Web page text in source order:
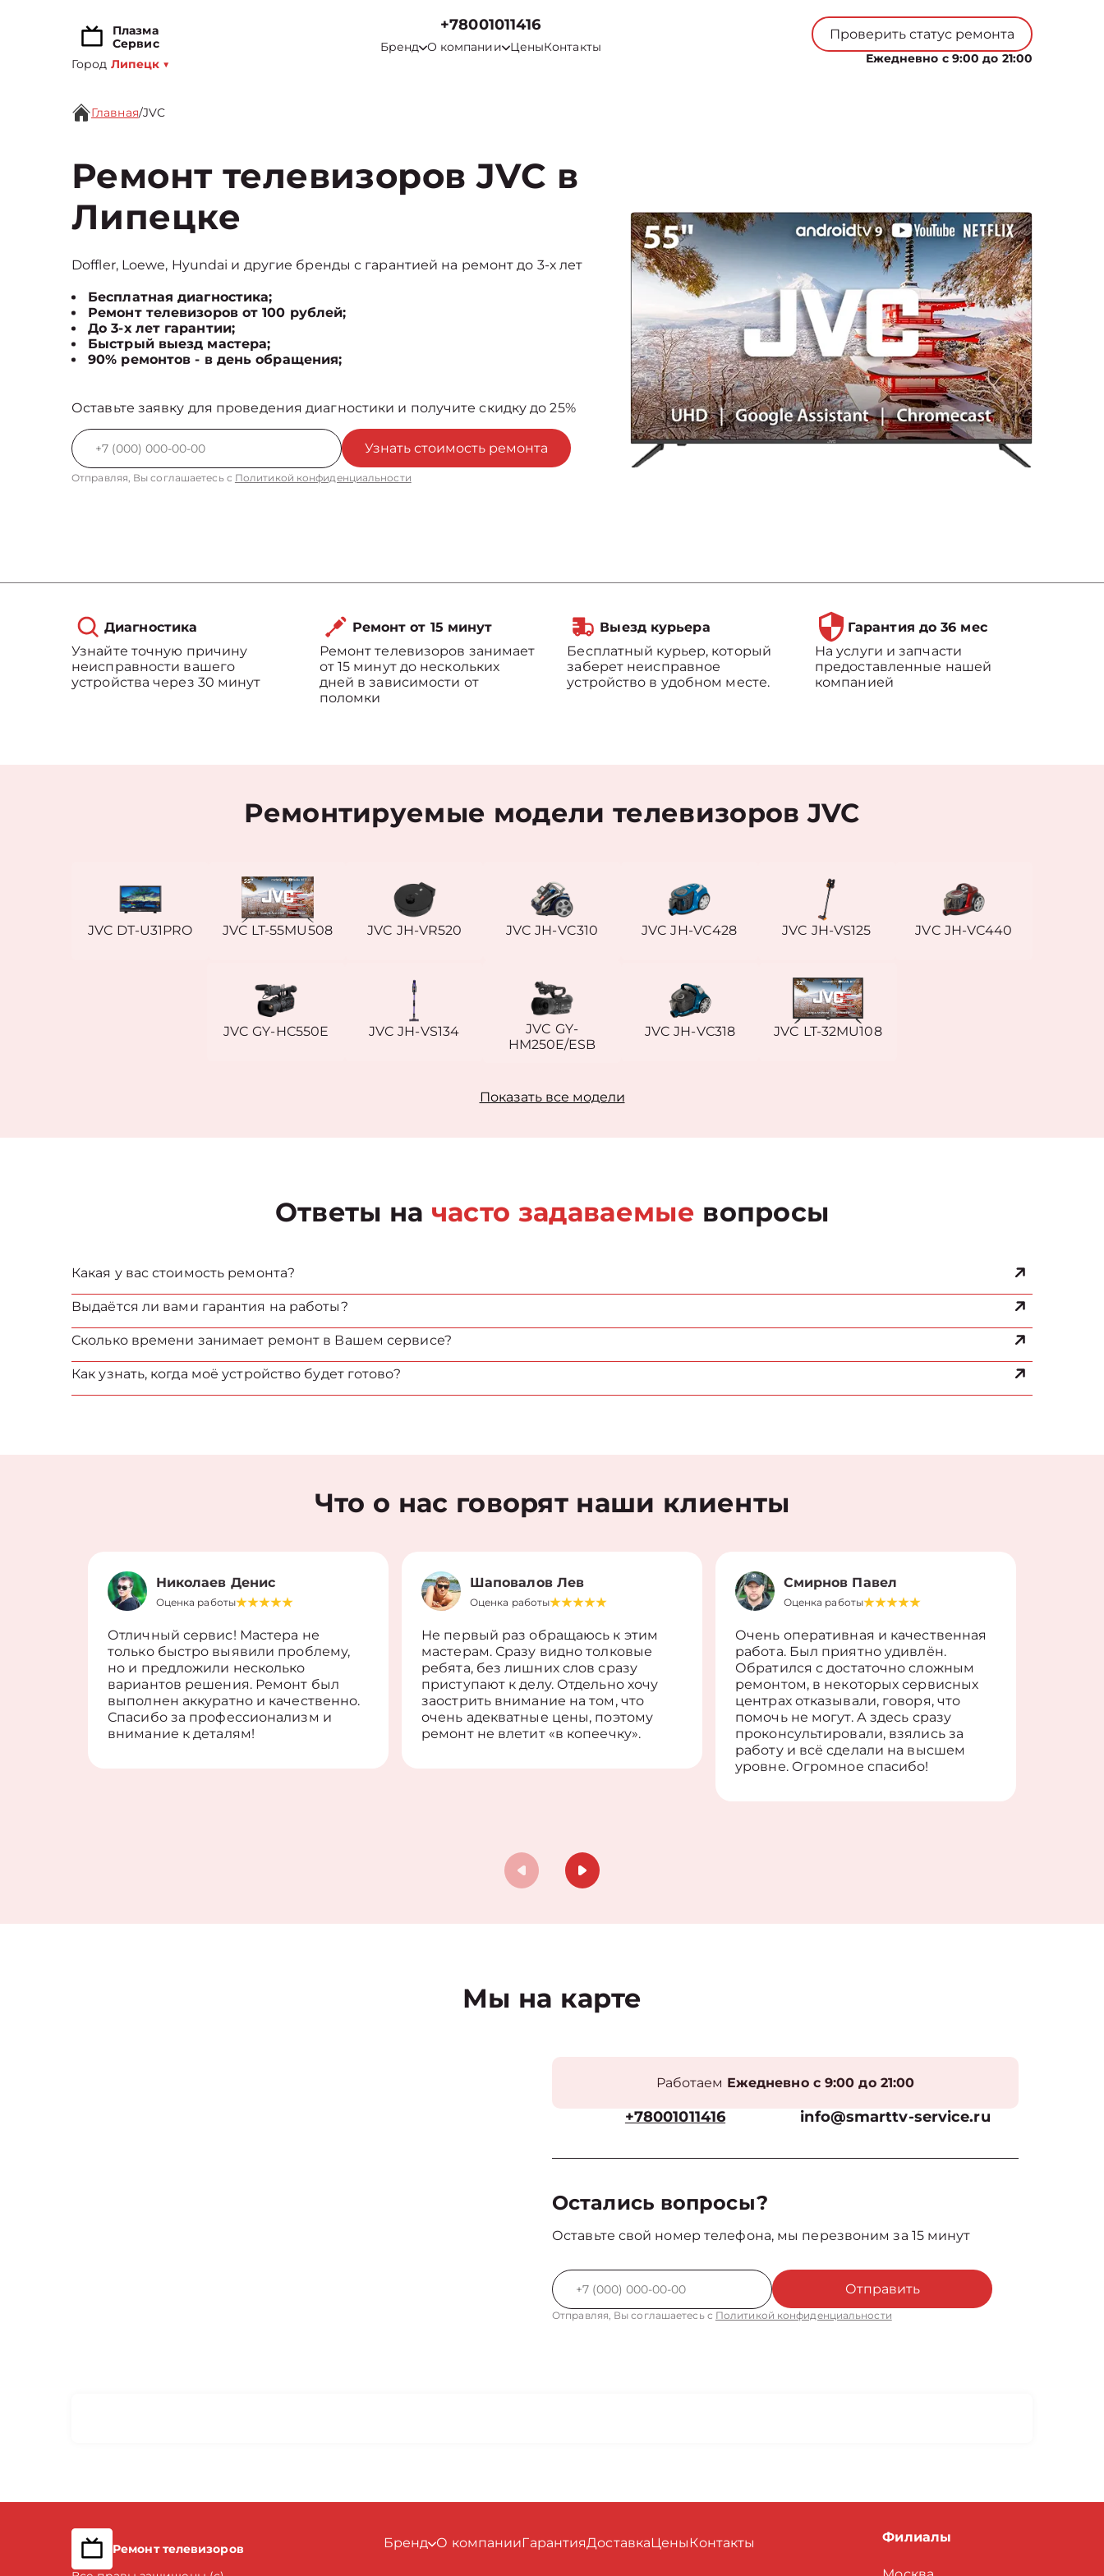
Плазма
Сервис
Город Липецк ▼
+78001011416
Бренд О компании ЦеныКонтакты
Проверить статус ремонта
Ежедневно с 9:00 до 21:00
Главная/JVC
Ремонт телевизоров JVC в
Липецке
Doffler, Loewe, Hyundai и другие бренды с гарантией на ремонт до 3-х лет
Бесплатная диагностика;
Ремонт телевизоров от 100 рублей;
До 3-х лет гарантии;
Быстрый выезд мастера;
90% ремонтов - в день обращения;
Оставьте заявку для проведения диагностики и получите скидку до 25%
Узнать стоимость ремонта
Отправляя, Вы соглашаетесь с Политикой конфиденциальности
Диагностика
Узнайте точную причину
неисправности вашего
устройства через 30 минут
Ремонт от 15 минут
Ремонт телевизоров занимает
от 15 минут до нескольких
дней в зависимости от
поломки
Выезд курьера
Бесплатный курьер, который
заберет неисправное
устройство в удобном месте.
Гарантия до 36 мес
На услуги и запчасти
предоставленные нашей
компанией
Ремонтируемые модели телевизоров JVC
JVC DT-U31PRO JVC LT-55MU508 JVC JH-VR520 JVC JH-VC310 JVC JH-VC428 JVC JH-VS125 JVC JH-VС440
JVC GY-HС550E JVC JH-VS134
JVC GY-
HM250E/ESB
JVC JH-VС318 JVC LT-32MU108
Показать все модели
Ответы на часто задаваемые вопросы
Какая у вас стоимость ремонта?
Выдаётся ли вами гарантия на работы?
Сколько времени занимает ремонт в Вашем сервисе?
Как узнать, когда моё устройство будет готово?
Что о нас говорят наши клиенты
Николаев Денис
Оценка работы
Отличный сервис! Мастера не
только быстро выявили проблему,
но и предложили несколько
вариантов решения. Ремонт был
выполнен аккуратно и качественно.
Спасибо за профессионализм и
внимание к деталям!
Шаповалов Лев
Оценка работы
Не первый раз обращаюсь к этим
мастерам. Сразу видно толковые
ребята, без лишних слов сразу
приступают к делу. Отдельно хочу
заострить внимание на том, что
очень адекватные цены, поэтому
ремонт не влетит «в копеечку».
Смирнов Павел
Оценка работы
Очень оперативная и качественная
работа. Был приятно удивлён.
Обратился с достаточно сложным
ремонтом, в некоторых сервисных
центрах отказывали, говоря, что
помочь не могут. А здесь сразу
проконсультировали, взялись за
работу и всё сделали на высшем
уровне. Огромное спасибо!
Мы на карте
Работаем Ежедневно с 9:00 до 21:00
+78001011416 info@smarttv-service.ru
Остались вопросы?
Оставьте свой номер телефона, мы перезвоним за 15 минут
Отправить
Отправляя, Вы соглашаетесь с Политикой конфиденциальности
Ремонт телевизоров
Бренд О компанииГарантияДоставкаЦены Контакты Филиалы